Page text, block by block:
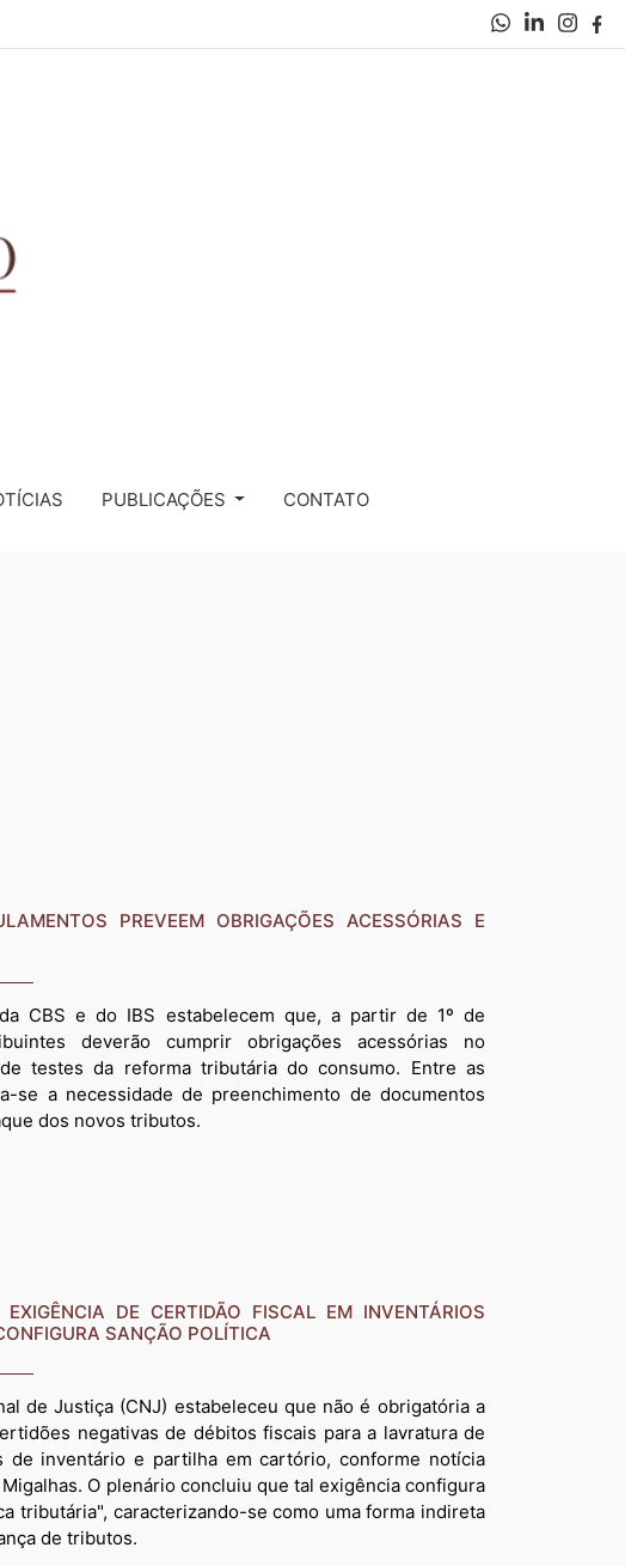
PUBLICAÇÕES CONTATO
PREVEEM OBRIGAÇÕES ACESSÓRIAS E
CBS e do IBS estabelecem que, a partir de 1º de
deverão cumprir obrigações acessórias no
testes da reforma tributária do consumo. Entre as
se a necessidade de preenchimento de documentos
dos novos tributos.
DE CERTIDÃO FISCAL EM INVENTÁRIOS
SANÇÃO POLÍTICA
de Justiça (CNJ) estabeleceu que não é obrigatória a
negativas de débitos fiscais para a lavratura de
de inventário e partilha em cartório, conforme notícia
O plenário concluiu que tal exigência configura
tributária", caracterizando-se como uma forma indireta
de tributos.